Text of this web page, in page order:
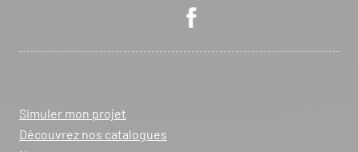
Simuler mon projet
Découvrez nos catalogues